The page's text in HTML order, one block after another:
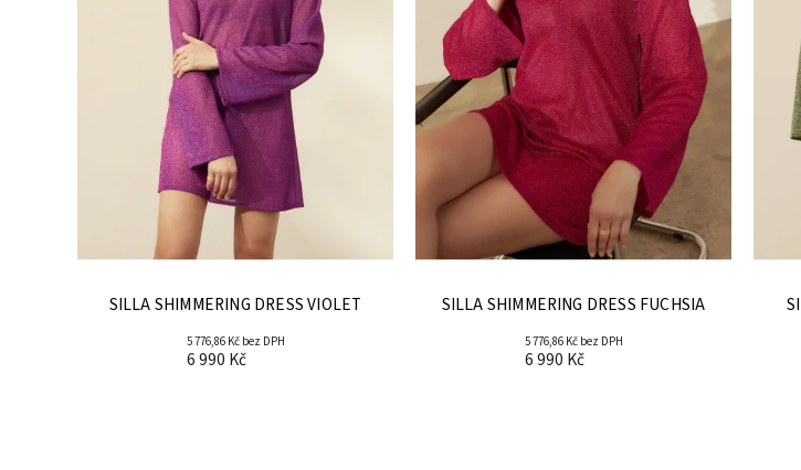
SILLA SHIMMERING DRESS VIOLET
5 776,86 Kč bez DPH
6 990 Kč
SILLA SHIMMERING DRESS FUCHSIA
5 776,86 Kč bez DPH
6 990 Kč